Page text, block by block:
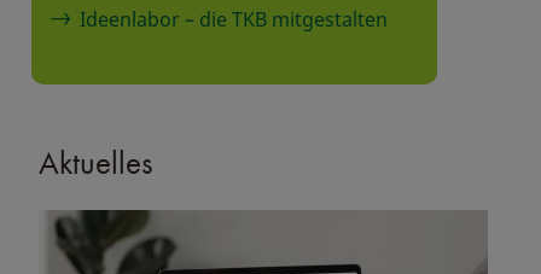
Ideenlabor – die TKB mitgestalten
Aktuelles